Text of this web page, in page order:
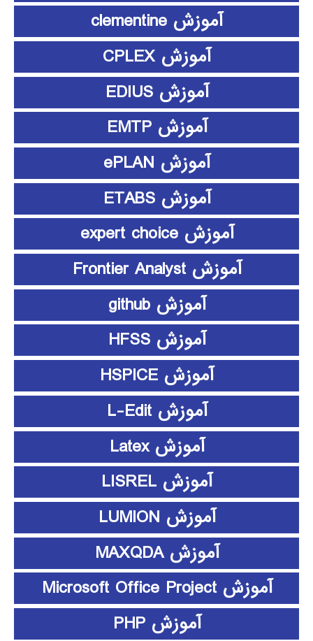
آموزش clementine
آموزش CPLEX
آموزش EDIUS
آموزش EMTP
آموزش ePLAN
آموزش ETABS
آموزش expert choice
آموزش Frontier Analyst
آموزش github
آموزش HFSS
آموزش HSPICE
آموزش L-Edit
آموزش Latex
آموزش LISREL
آموزش LUMION
آموزش MAXQDA
آموزش Microsoft Office Project
آموزش PHP